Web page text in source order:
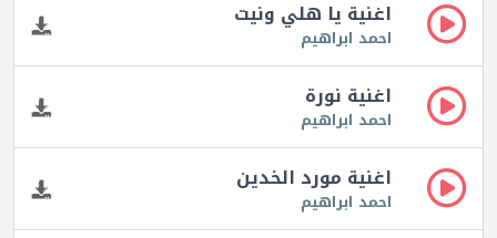
اغنية يا هلي ونيت
احمد ابراهيم
اغنية نورة
احمد ابراهيم
اغنية مورد الخدين
احمد ابراهيم